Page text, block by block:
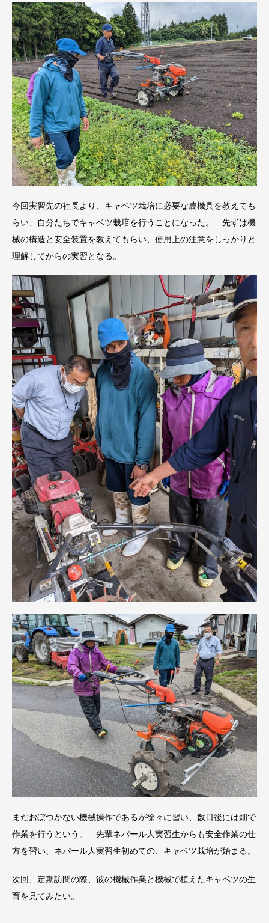
今回実習先の社長より、キャベツ栽培に必要な農機具を教えても
らい、自分たちでキャベツ栽培を行うことになった。 先ずは機
械の構造と安全装置を教えてもらい、使用上の注意をしっかりと
理解してからの実習となる。
まだおぼつかない機械操作であるが徐々に習い、数日後には畑で
作業を行うという。 先輩ネパール人実習生からも安全作業の仕
方を習い、ネパール人実習生初めての、キャベツ栽培が始まる。
次回、定期訪問の際、彼の機械作業と機械で植えたキャベツの生
育を見てみたい。